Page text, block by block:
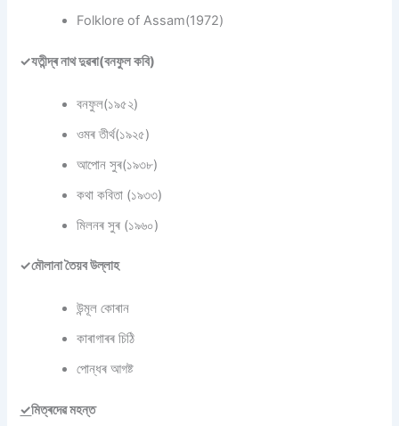
Folklore of Assam(1972)
✓যতীন্দ্ৰ নাথ দুৱৰা(বনফুল কবি)
বনফুল(১৯৫২)
ওমৰ তীৰ্থ(১৯২৫)
আপোন সুৰ(১৯৩৮)
কথা কবিতা (১৯৩৩)
মিলনৰ সুৰ (১৯৬০)
✓মৌলানা তৈয়ব উল্লাহ
উন্মূল কোৰান
কাৰাগাৰৰ চিঠি
পোন্ধৰ আগষ্ট
✓মিত্ৰদেৱ মহন্ত